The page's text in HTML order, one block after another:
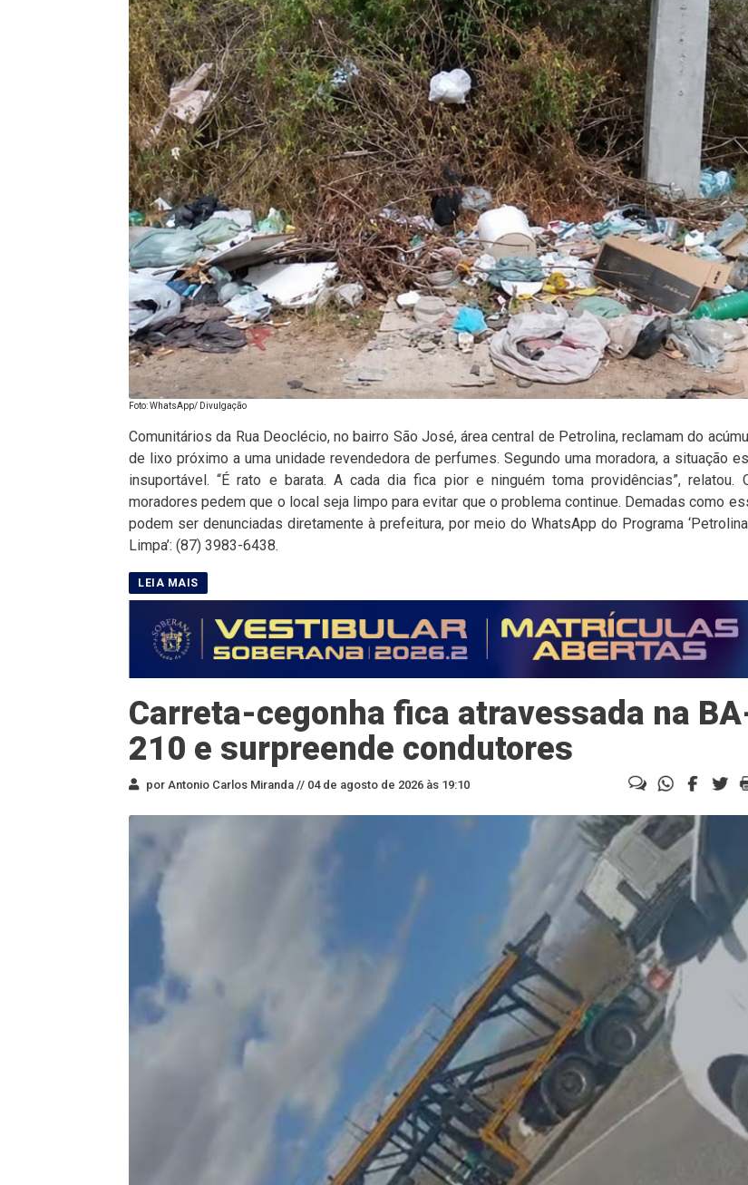
Foto: WhatsApp/ Divulgação
Comunitários da Rua Deoclécio, no bairro São José, área central de Petrolina, reclamam do
de lixo próximo a uma unidade revendedora de perfumes. Segundo uma moradora, a situação
insuportável. “É rato e barata. A cada dia fica pior e ninguém toma providências”, relatou.
moradores pedem que o local seja limpo para evitar que o problema continue. Demadas como
podem ser denunciadas diretamente à prefeitura, por meio do WhatsApp do Programa
Limpa’: (87) 3983-6438.
Carreta-cegonha fica atravessada na
210 e surpreende condutores
por Antonio Carlos Miranda // 04 de agosto de 2026 às 19:10